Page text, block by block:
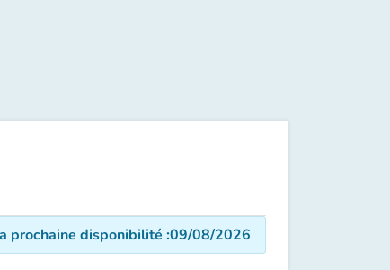
prochaine disponibilité :09/08/2026